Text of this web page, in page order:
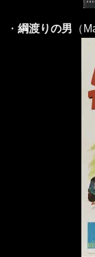
・ 綱渡りの男 （